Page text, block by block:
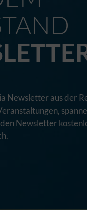
Newsletter aus der
Newsletter